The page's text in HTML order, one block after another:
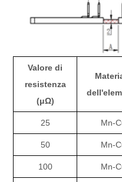
Valore di
resistenza
(μΩ)
25 Mn-
50 Mn-
100 Mn-